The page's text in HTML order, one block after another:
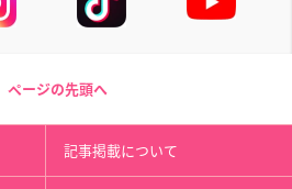
ページの先頭へ
記事掲載について